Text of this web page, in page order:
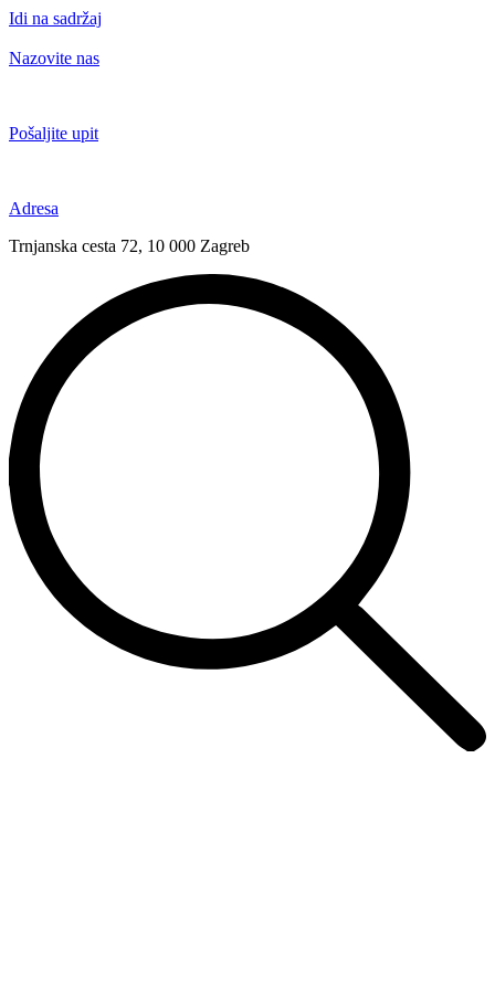
Idi na sadržaj
Nazovite nas
Pošaljite upit
Adresa
Trnjanska cesta 72, 10 000 Zagreb